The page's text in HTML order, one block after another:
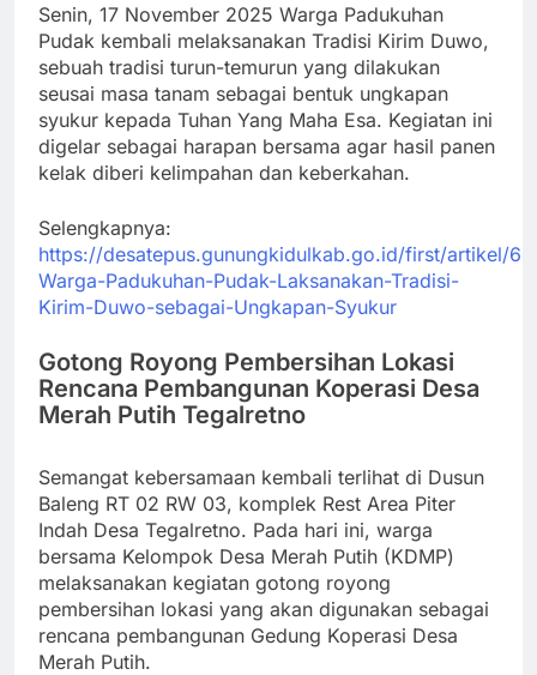
Senin, 17 November 2025 Warga Padukuhan
Pudak kembali melaksanakan Tradisi Kirim Duwo,
sebuah tradisi turun-temurun yang dilakukan
seusai masa tanam sebagai bentuk ungkapan
syukur kepada Tuhan Yang Maha Esa. Kegiatan ini
digelar sebagai harapan bersama agar hasil panen
kelak diberi kelimpahan dan keberkahan.
Selengkapnya:
https://desatepus.gunungkidulkab.go.id/first/artikel/
Warga-Padukuhan-Pudak-Laksanakan-Tradisi-
Kirim-Duwo-sebagai-Ungkapan-Syukur
Gotong Royong Pembersihan Lokasi
Rencana Pembangunan Koperasi Desa
Merah Putih Tegalretno
Semangat kebersamaan kembali terlihat di Dusun
Baleng RT 02 RW 03, komplek Rest Area Piter
Indah Desa Tegalretno. Pada hari ini, warga
bersama Kelompok Desa Merah Putih (KDMP)
melaksanakan kegiatan gotong royong
pembersihan lokasi yang akan digunakan sebagai
rencana pembangunan Gedung Koperasi Desa
Merah Putih.